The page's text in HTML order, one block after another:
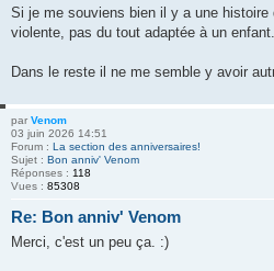
Si je me souviens bien il y a une
violente, pas du tout adaptée à un enfant.
Dans le reste il ne me semble y avoir
par Venom
03 juin 2026 14:51
Forum : La section des anniversaires!
Sujet : Bon anniv' Venom
Réponses : 118
Vues : 85308
Re: Bon anniv' Venom
Merci, c'est un peu ça. :)